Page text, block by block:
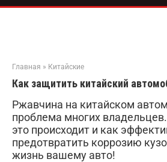
Главная » Китайские
Как защитить китайский
Ржавчина на китайском
проблема многих
это происходит и как
предотвратить коррозию
жизнь вашему авто!